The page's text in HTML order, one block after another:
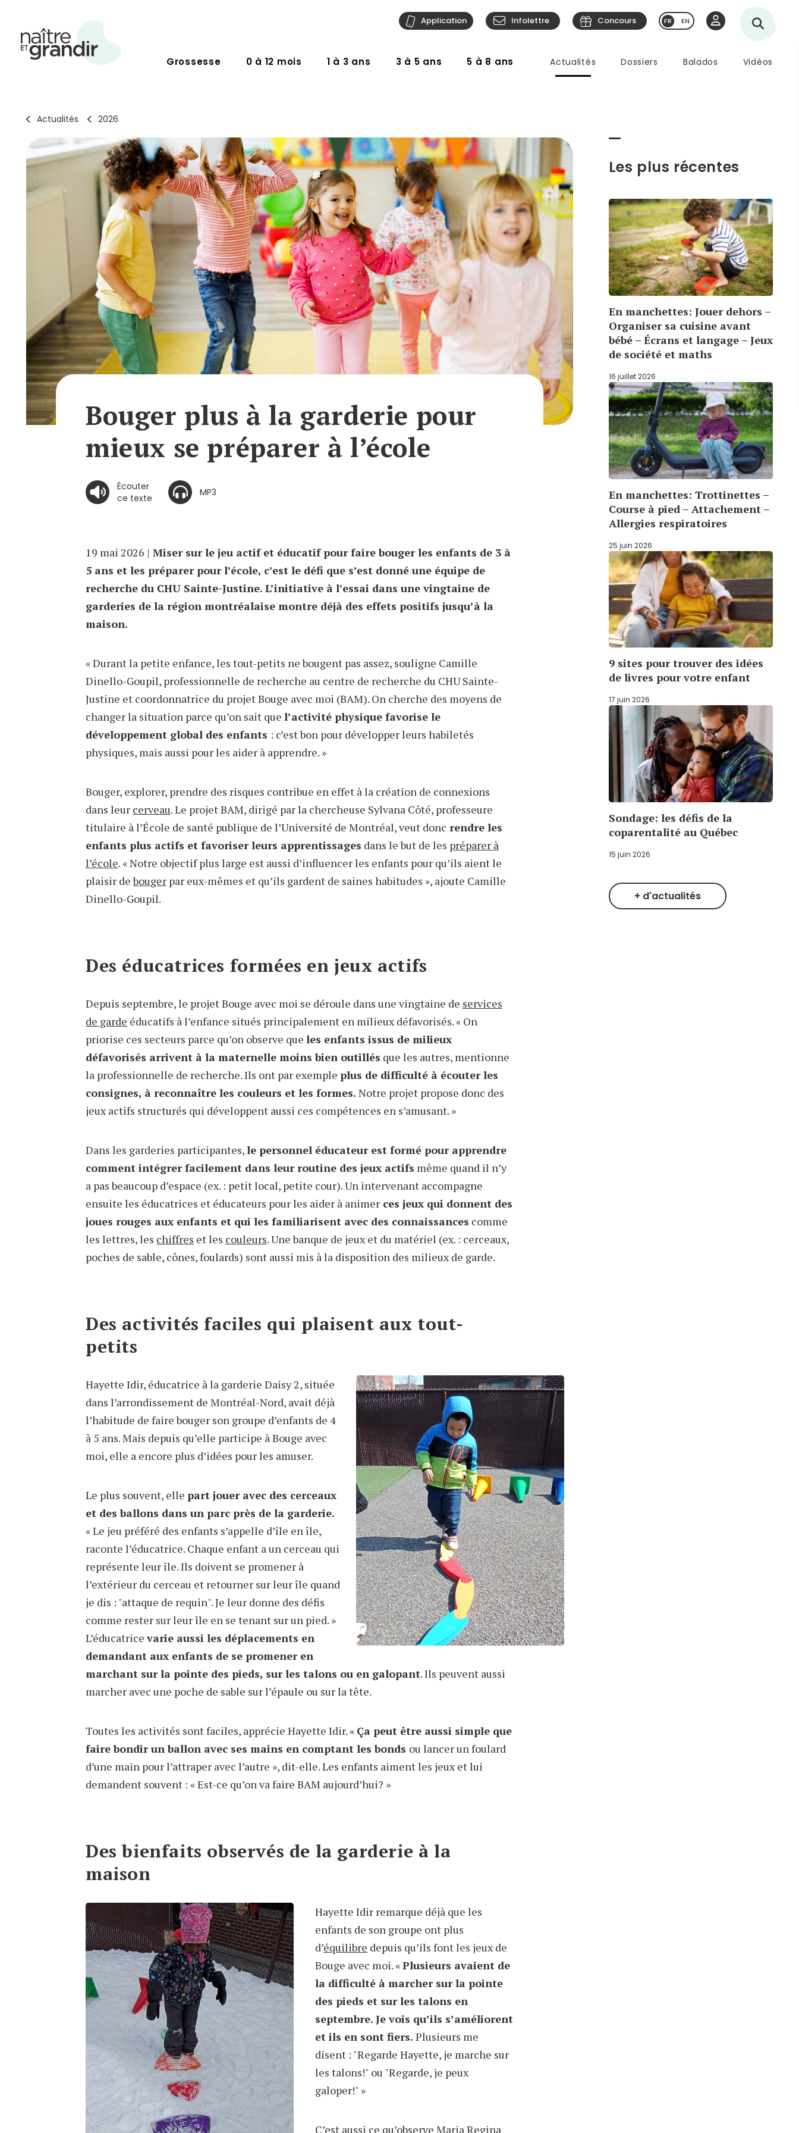
Grossesse 0 à 12 mois 1 à 3 ans 3 à 5 ans 5 à 8 ans Actualités Dossiers Balados Vidéos
Application Infolettre Concours EN
Actualités 2026
Bouger plus à la garderie pour
mieux se préparer à l’école
Écouter
ce texte
MP3
19 mai 2026 | Miser sur le jeu actif et éducatif pour faire bouger les enfants de 3 à
5 ans et les préparer pour l’école, c’est le défi que s’est donné une équipe de
recherche du CHU Sainte-Justine. L’initiative à l’essai dans une vingtaine de
garderies de la région montréalaise montre déjà des effets positifs jusqu’à la
maison.
« Durant la petite enfance, les tout-petits ne bougent pas assez, souligne Camille
Dinello-Goupil, professionnelle de recherche au centre de recherche du CHU Sainte-
Justine et coordonnatrice du projet Bouge avec moi (BAM). On cherche des moyens de
changer la situation parce qu’on sait que l’activité physique favorise le
développement global des enfants : c’est bon pour développer leurs habiletés
physiques, mais aussi pour les aider à apprendre. »
Bouger, explorer, prendre des risques contribue en effet à la création de connexions
dans leur cerveau. Le projet BAM, dirigé par la chercheuse Sylvana Côté, professeure
titulaire à l’École de santé publique de l’Université de Montréal, veut donc rendre les
enfants plus actifs et favoriser leurs apprentissages dans le but de les préparer à
l’école. « Notre objectif plus large est aussi d’influencer les enfants pour qu’ils aient le
plaisir debouger par eux-mêmes et qu’ils gardent de saines habitudes », ajoute Camille
Dinello-Goupil.
Des éducatrices formées en jeux actifs
Depuis septembre, le projet Bouge avec moi se déroule dans une vingtaine de services
de garde éducatifs à l’enfance situés principalement en milieux défavorisés. « On
priorise ces secteurs parce qu’on observe que les enfants issus de milieux
défavorisés arrivent à la maternelle moins bien outillés que les autres, mentionne
la professionnelle de recherche. Ils ont par exemple plus de difficulté à écouter les
consignes, à reconnaître les couleurs et les formes. Notre projet propose donc des
jeux actifs structurés qui développent aussi ces compétences en s’amusant. »
Dans les garderies participantes,le personnel éducateur est formé pour apprendre
comment intégrer facilement dans leur routine des jeux actifs même quand il n’y
a pas beaucoup d’espace (ex. : petit local, petite cour). Un intervenant accompagne
ensuite les éducatrices et éducateurs pour les aider à animer ces jeux qui donnent des
joues rouges aux enfants et qui les familiarisent avec des connaissances comme
les lettres, les chiffres et les couleurs. Une banque de jeux et du matériel (ex. : cerceaux,
poches de sable, cônes, foulards) sont aussi mis à la disposition des milieux de garde.
Des activités faciles qui plaisent aux tout-
petits
Hayette Idir, éducatrice à la garderie Daisy 2, située
dans l’arrondissement de Montréal-Nord, avait déjà
l’habitude de faire bouger son groupe d’enfants de 4
à 5 ans. Mais depuis qu’elle participe à Bouge avec
moi, elle a encore plus d’idées pour les amuser.
Le plus souvent, elle part jouer avec des cerceaux
et des ballons dans un parc près de la garderie.
« Le jeu préféré des enfants s’appelle d’île en île,
raconte l’éducatrice. Chaque enfant a un cerceau qui
représente leur île. Ils doivent se promener à
l’extérieur du cerceau et retourner sur leur île quand
je dis : "attaque de requin". Je leur donne des défis
comme rester sur leur île en se tenant sur un pied. »
L’éducatricevarie aussi les déplacements en
demandant aux enfants de se promener en
marchant sur la pointe des pieds, sur les talons ou en galopant. Ils peuvent aussi
marcher avec une poche de sable sur l’épaule ou sur la tête.
Toutes les activités sont faciles, apprécie Hayette Idir. « Ça peut être aussi simple que
faire bondir un ballon avec ses mains en comptant les bonds ou lancer un foulard
d’une main pour l’attraper avec l’autre », dit-elle. Les enfants aiment les jeux et lui
demandent souvent : « Est-ce qu’on va faire BAM aujourd’hui? »
Des bienfaits observés de la garderie à la
maison
Hayette Idir remarque déjà que les
enfants de son groupe ont plus
d’équilibre depuis qu’ils font les jeux de
Bouge avec moi. «Plusieurs avaient de
la difficulté à marcher sur la pointe
des pieds et sur les talons en
septembre. Je vois qu’ils s’améliorent
et ils en sont fiers. Plusieurs me
disent : "Regarde Hayette, je marche sur
les talons!" ou "Regarde, je peux
galoper!" »
C’est aussi ce qu’observe Maria Regina
Les plus récentes
En manchettes: Jouer dehors –
Organiser sa cuisine avant
bébé – Écrans et langage – Jeux
de société et maths
16 juillet 2026
En manchettes: Trottinettes –
Course à pied – Attachement –
Allergies respiratoires
25 juin 2026
9 sites pour trouver des idées
de livres pour votre enfant
17 juin 2026
Sondage: les défis de la
coparentalité au Québec
15 juin 2026
+ d'actualités